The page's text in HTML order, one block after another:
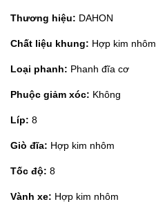
Thương hiệu: DAHON
Chất liệu khung: Hợp kim nhôm
Loại phanh: Phanh đĩa cơ
Phuộc giảm xóc: Không
Líp: 8
Giò đĩa: Hợp kim nhôm
Tốc độ: 8
Vành xe: Hợp kim nhôm